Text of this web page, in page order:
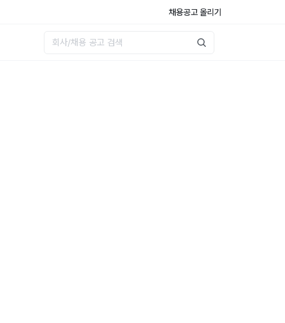
채용공고 올리기